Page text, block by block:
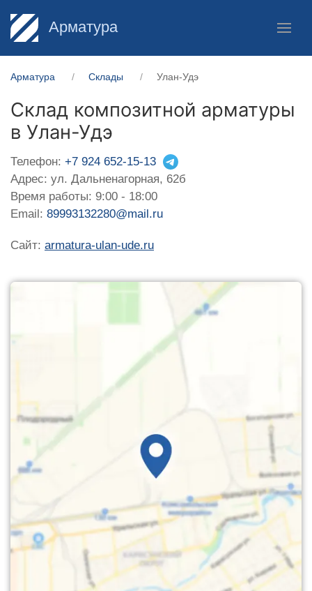
Арматура
Арматура Склады Улан-Удэ
Склад композитной арматуры
в Улан-Удэ
Телефон: +7 924 652-15-13
Адрес: ул. Дальненагорная, 62б
Время работы: 9:00 - 18:00
Email: 89993132280@mail.ru
Сайт: armatura-ulan-ude.ru